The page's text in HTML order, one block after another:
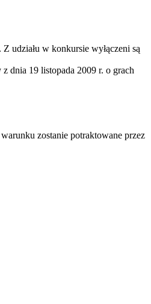
udziału w konkursie wyłączeni są
dnia 19 listopada 2009 r. o grach
zostanie potraktowane przez